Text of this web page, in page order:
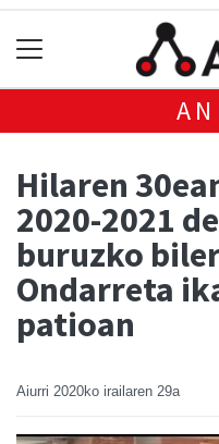
Hilaren
2020-2021
buruzko
Ondarreta
patioan
Aiurri 2020ko irailaren 29a